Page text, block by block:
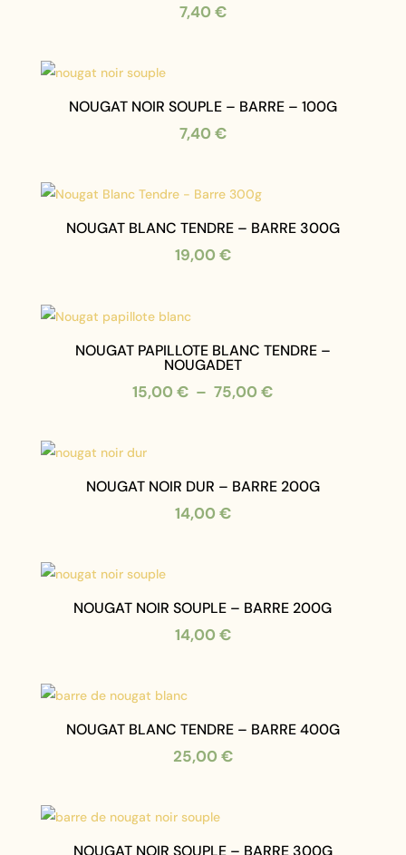
7,40 €
NOUGAT NOIR SOUPLE – BARRE – 100G
7,40 €
NOUGAT BLANC TENDRE – BARRE 300G
19,00 €
NOUGAT PAPILLOTE BLANC TENDRE –
NOUGADET
15,00€ – 75,00€Plage
à
NOUGAT NOIR DUR – BARRE 200G
14,00 €
NOUGAT NOIR SOUPLE – BARRE 200G
14,00 €
NOUGAT BLANC TENDRE – BARRE 400G
25,00 €